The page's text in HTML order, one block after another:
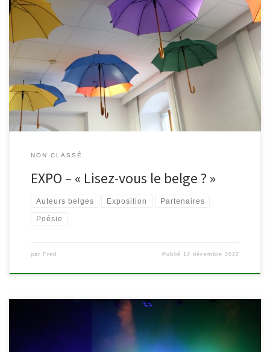
Découvrez l’exposition » Lisez-vous le belge ? » à la bibliothèque
de Malmedy jusqu’au 14 janvier 2023. Elle vient en complément à
la campagne du même nom qui a lieu en novembre et qui a pour
objectif de promouvoir le livre belge francophone en Fédération
Wallonie-Bruxelles. Coordonnée par le Pilen, […]
NON CLASSÉ
EXPO – « Lisez-vous le belge ? »
Auteurs belges Exposition Partenaires
Poésie
par Fred Publié 12 décembre 2022
L’année scolaire 2021-2022 se termine et l’heure est aux bilans.